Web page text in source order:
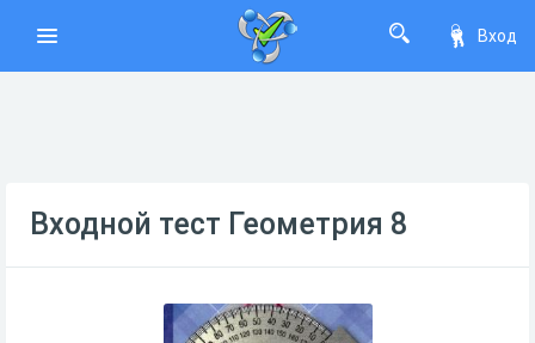
Вход
Входной тест Геометрия 8